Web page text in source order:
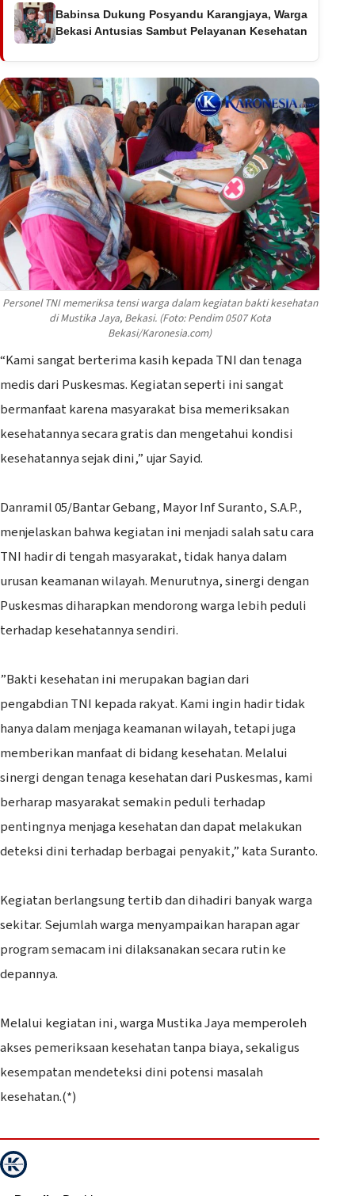
Babinsa Dukung Posyandu Karangjaya, Warga
Bekasi Antusias Sambut Pelayanan Kesehatan
Personel TNI memeriksa tensi warga dalam kegiatan bakti kesehatan
di Mustika Jaya, Bekasi. (Foto: Pendim 0507 Kota
Bekasi/Karonesia.com)
“Kami sangat berterima kasih kepada TNI dan tenaga
medis dari Puskesmas. Kegiatan seperti ini sangat
bermanfaat karena masyarakat bisa memeriksakan
kesehatannya secara gratis dan mengetahui kondisi
kesehatannya sejak dini,” ujar Sayid.
‎Danramil 05/Bantar Gebang, Mayor Inf Suranto, S.A.P.,
menjelaskan bahwa kegiatan ini menjadi salah satu cara
TNI hadir di tengah masyarakat, tidak hanya dalam
urusan keamanan wilayah. Menurutnya, sinergi dengan
Puskesmas diharapkan mendorong warga lebih peduli
terhadap kesehatannya sendiri.
‎”Bakti kesehatan ini merupakan bagian dari
pengabdian TNI kepada rakyat. Kami ingin hadir tidak
hanya dalam menjaga keamanan wilayah, tetapi juga
memberikan manfaat di bidang kesehatan. Melalui
sinergi dengan tenaga kesehatan dari Puskesmas, kami
berharap masyarakat semakin peduli terhadap
pentingnya menjaga kesehatan dan dapat melakukan
deteksi dini terhadap berbagai penyakit,” kata Suranto.
‎Kegiatan berlangsung tertib dan dihadiri banyak warga
sekitar. Sejumlah warga menyampaikan harapan agar
program semacam ini dilaksanakan secara rutin ke
depannya.
‎Melalui kegiatan ini, warga Mustika Jaya memperoleh
akses pemeriksaan kesehatan tanpa biaya, sekaligus
kesempatan mendeteksi dini potensi masalah
kesehatan.(*)